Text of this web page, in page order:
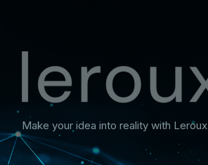
Make your idea into reality with Leroux